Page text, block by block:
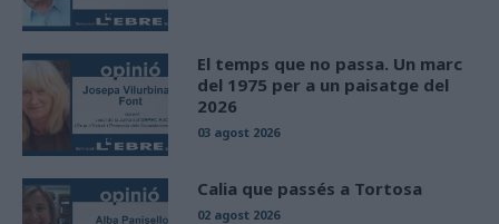
El temps que no passa. Un marc
del 1975 per a un paisatge del
2026
03 agost 2026
Calia que passés a Tortosa
02 agost 2026